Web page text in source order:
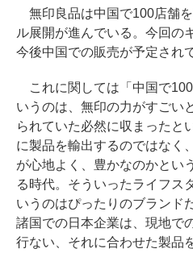
無印良品は中国で100店舗
ル展開が進んでいる。今回の
今後中国での販売が予定され
これに関しては「中国で
いうのは、無印の力がすごい
られていた必然に収まったと
に製品を輸出するのではなく
が心地よく、豊かなのかとい
る時代。そういったライフス
いうのはぴったりのブランド
諸国での日本企業は、現地で
行ない、それに合わせた製品